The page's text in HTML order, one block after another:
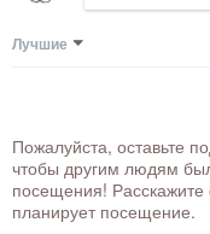
Лучшие
Пожалуйста, оставьте
чтобы другим людям
посещения! Расскажите
планирует посещение.